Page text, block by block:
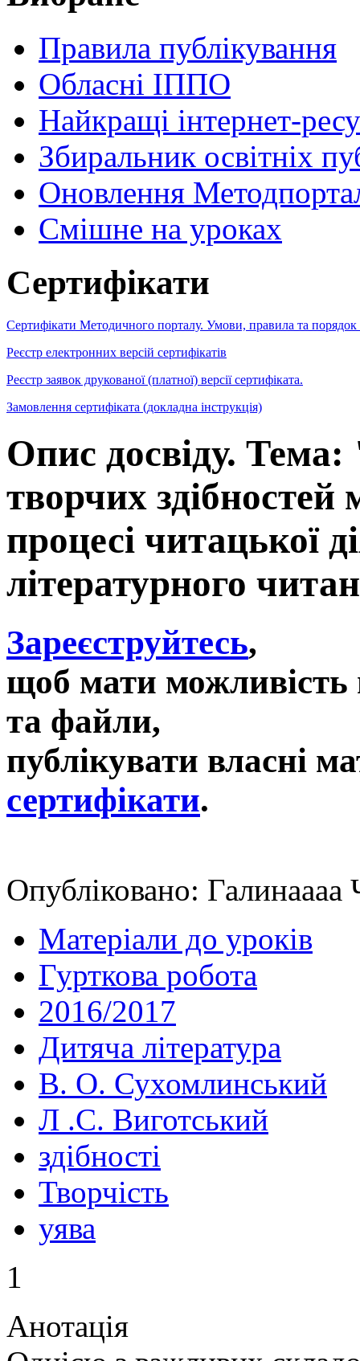
Правила публікування
Обласні ІППО
Найкращі інтернет-
Збиральник освітніх
Оновлення
Cмішне на уроках
Сертифікати
Сертифікати Методичного порталу. Умови, правила та порядок
Реєстр електронних версій сертифікатів
Реєстр заявок друкованої (платної) версії сертифіката.
Замовлення сертифіката (докладна інструкція)
Опис досвіду. Тема:
творчих
процесі читацької
літературного
Зареєструйтесь,
щоб мати можливість
та файли,
публікувати власні
сертифікати.
Опубліковано:
Матеріали до уроків
Гурткова робота
2016/2017
Дитяча література
В. О. Сухомлинський
Л .С. Виготський
здібності
Творчість
уява
1
Анотація